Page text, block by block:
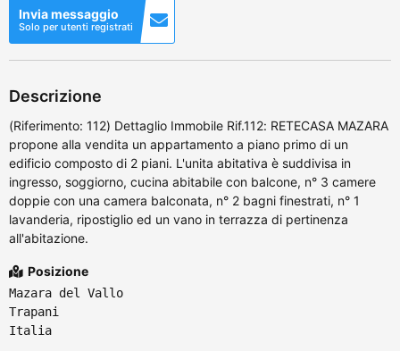
Invia messaggio
Solo per utenti registrati
Descrizione
(Riferimento: 112) Dettaglio Immobile Rif.112: RETECASA MAZARA
propone alla vendita un appartamento a piano primo di un
edificio composto di 2 piani. L'unita abitativa è suddivisa in
ingresso, soggiorno, cucina abitabile con balcone, n° 3 camere
doppie con una camera balconata, n° 2 bagni finestrati, n° 1
lavanderia, ripostiglio ed un vano in terrazza di pertinenza
all'abitazione.
Posizione
Mazara del Vallo
Trapani
Italia